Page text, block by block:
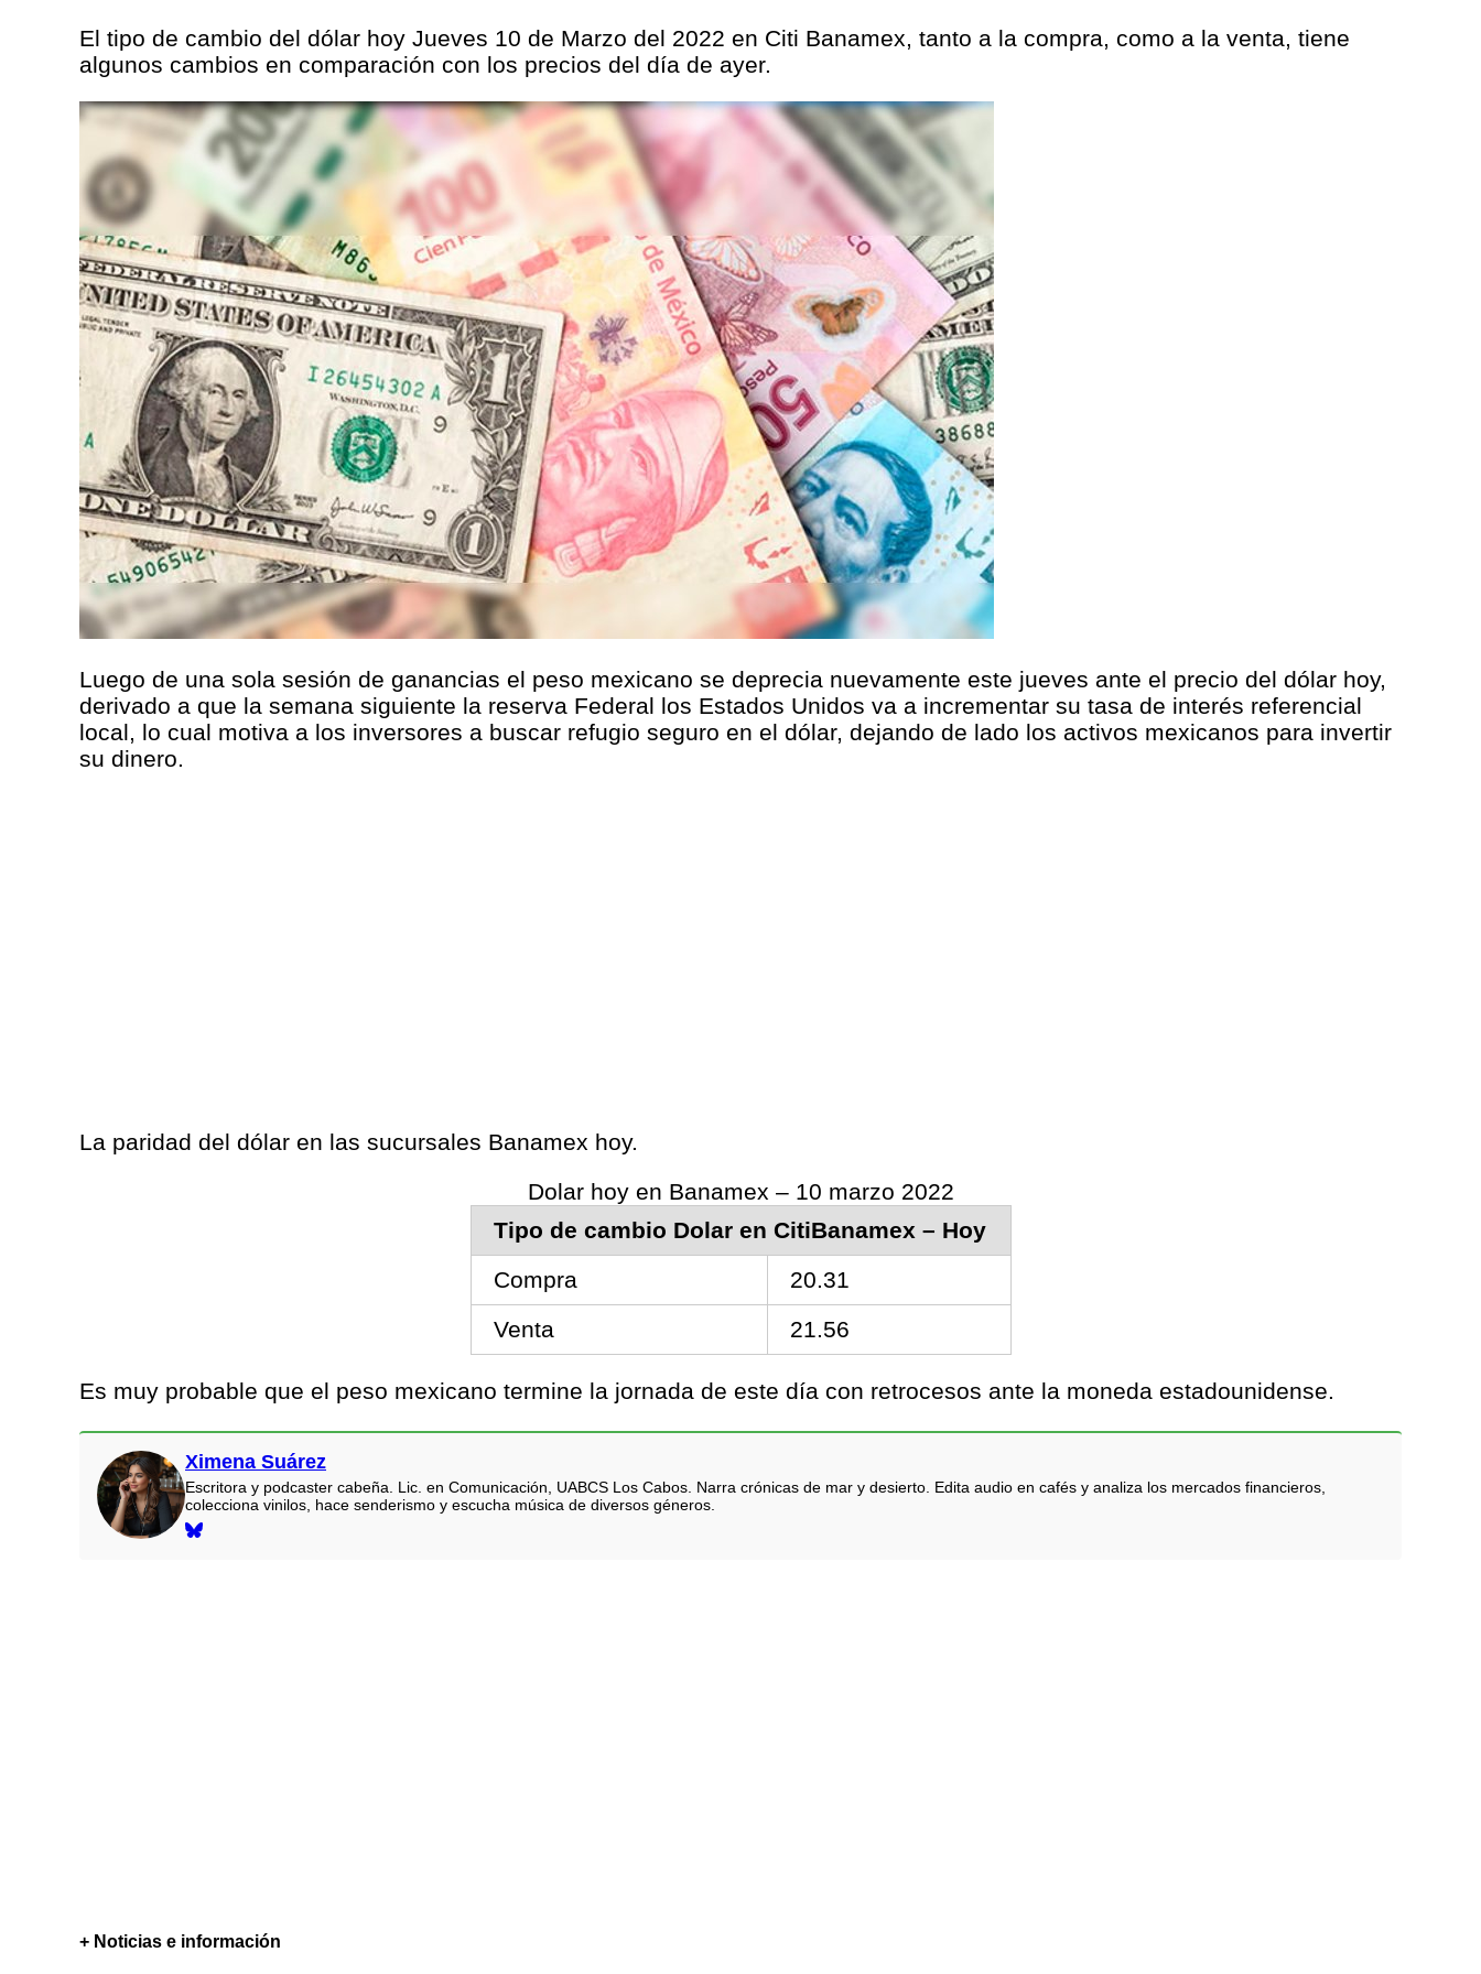
El tipo de cambio del dólar hoy Jueves 10 de Marzo del 2022 en Citi Banamex, tanto a la compra, como a la venta, tiene
algunos cambios en comparación con los precios del día de ayer.
Luego de una sola sesión de ganancias el peso mexicano se deprecia nuevamente este jueves ante el precio del dólar hoy,
derivado a que la semana siguiente la reserva Federal los Estados Unidos va a incrementar su tasa de interés referencial
local, lo cual motiva a los inversores a buscar refugio seguro en el dólar, dejando de lado los activos mexicanos para invertir
su dinero.
La paridad del dólar en las sucursales Banamex hoy.
Dolar hoy en Banamex – 10 marzo 2022
Tipo de cambio Dolar en CitiBanamex – Hoy
Compra
20.31
Venta
21.56
Es muy probable que el peso mexicano termine la jornada de este día con retrocesos ante la moneda estadounidense.
Ximena Suárez
Escritora y podcaster cabeña. Lic. en Comunicación, UABCS Los Cabos. Narra crónicas de mar y desierto. Edita audio en cafés y analiza los mercados financieros,
colecciona vinilos, hace senderismo y escucha música de diversos géneros.
+ Noticias e información